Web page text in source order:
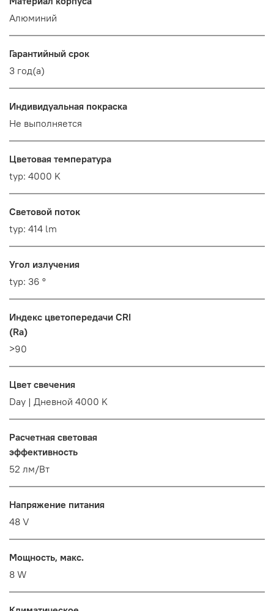
Алюминий
Гарантийный срок
3 год(а)
Индивидуальная покраска
Не выполняется
Цветовая температура
typ: 4000 K
Световой поток
typ: 414 lm
Угол излучения
typ: 36 °
Индекс цветопередачи CRI
(Ra)
>90
Цвет свечения
Day | Дневной 4000 K
Расчетная световая
эффективность
52 лм/Вт
Напряжение питания
48 V
Мощность, макс.
8 W